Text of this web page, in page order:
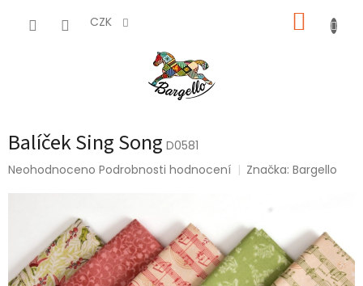
CZK
Balíček Sing Song D0581
Průměrné
hvězdiček.
Neohodnoceno Podrobnosti hodnocení Značka:Bargello